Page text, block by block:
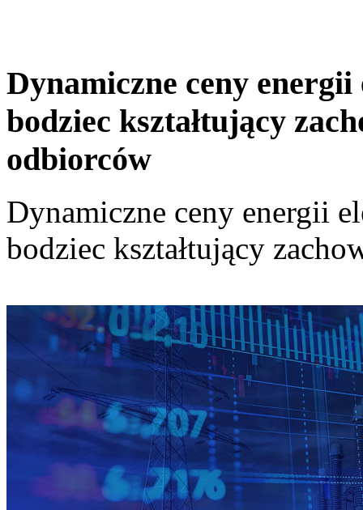
Dynamiczne ceny
bodziec kształtujący
odbiorców
Dynamiczne ceny energii
bodziec kształtujący